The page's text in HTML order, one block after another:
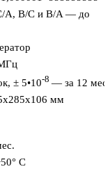
А, B/C и B/A — до
± 5•10-8 — за 12
мм
С